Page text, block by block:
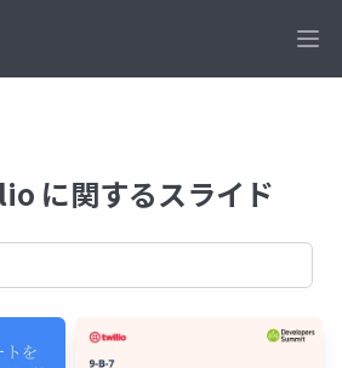
に関するスライド